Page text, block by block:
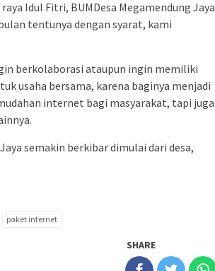
Idul Fitri, BUMDesa Megamendung Jaya
tentunya dengan syarat, kami
berkolaborasi ataupun ingin memiliki
usaha bersama, karena baginya menjadi
internet bagi masyarakat, tapi juga
semakin berkibar dimulai dari desa,
paket internet
SHARE